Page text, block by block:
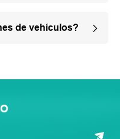
de vehículos?